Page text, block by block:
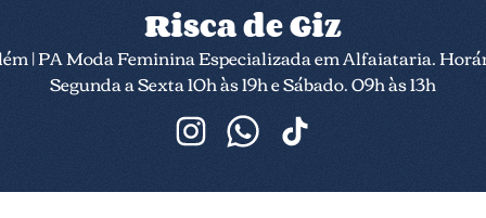
Risca de Giz
| PA Moda Feminina Especializada em Alfaiataria.
Segunda a Sexta 10h às 19h e Sábado. 09h às 13h
Risca de Giz Instagram
Risca de Giz WhatsApp
Risca de Giz TikTok